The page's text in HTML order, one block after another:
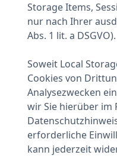
Storage Items,
nur nach Ihrer
Abs. 1 lit. a DSGVO).
Soweit Local
Cookies von
Analysezwecken
wir Sie hierüber im
erforderliche
kann jederzeit